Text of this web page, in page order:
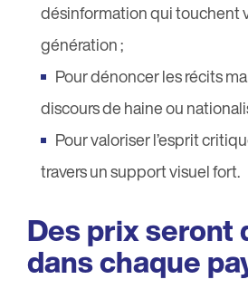
désinformation qui touchent
génération ;
Pour dénoncer les récits
discours de haine ou
Pour valoriser l’esprit
travers un support visuel fort.
Des prix seront
dans chaque